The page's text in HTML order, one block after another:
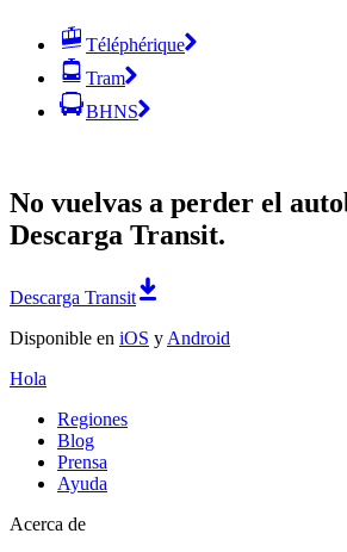
Téléphérique
Tram
BHNS
No vuelvas a perder el
Descarga Transit.
Descarga Transit
Disponible en iOS y Android
Hola
Regiones
Blog
Prensa
Ayuda
Acerca de